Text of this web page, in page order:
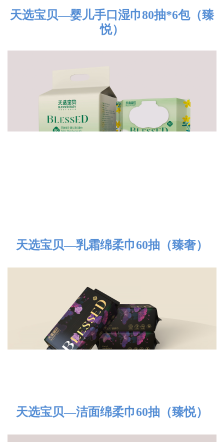
天选宝贝—婴儿手口湿巾80抽*6包（臻
悦）
天选宝贝—乳霜绵柔巾60抽（臻奢）
天选宝贝—洁面绵柔巾60抽（臻悦）